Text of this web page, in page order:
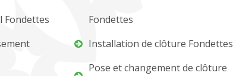
Fondettes
Fondettes
Installation de clôture Fondettes
Pose et changement de clôture